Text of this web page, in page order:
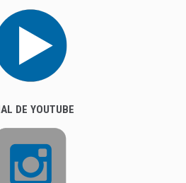
DE YOUTUBE